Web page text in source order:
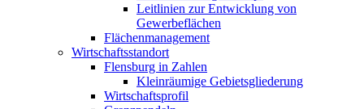
Leitlinien zur Entwicklung von
Gewerbeflächen
Flächenmanagement
Wirtschaftsstandort
Flensburg in Zahlen
Kleinräumige Gebietsgliederung
Wirtschaftsprofil